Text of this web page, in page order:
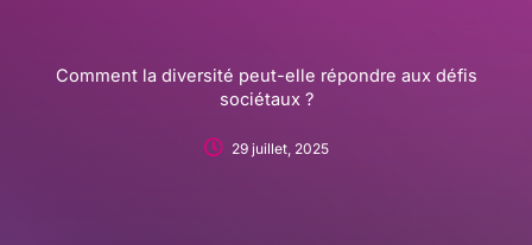
Comment la diversité peut-elle répondre aux défis
sociétaux ?
29 juillet, 2025